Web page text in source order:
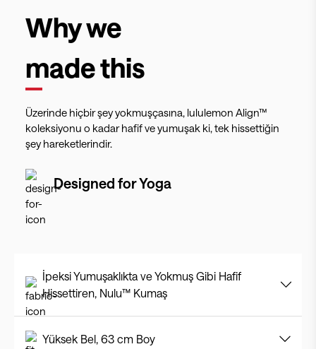
Why we
made this
Üzerinde hiçbir şey yokmuşçasına, lululemon Align™
koleksiyonu o kadar hafif ve yumuşak ki, tek hissettiğin
şey hareketlerindir.
Designed forYoga
İpeksi Yumuşaklıkta ve Yokmuş Gibi Hafif
Hissettiren, Nulu™ Kumaş
Yüksek Bel, 63 cm Boy